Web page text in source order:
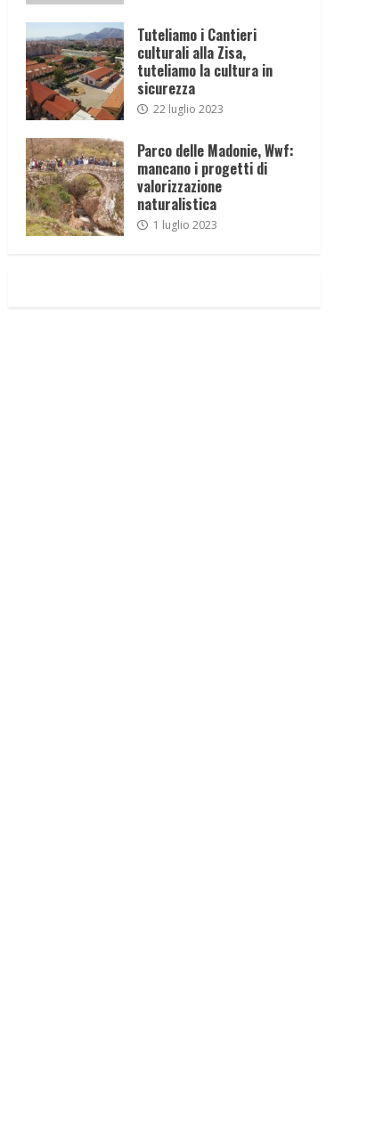
Tuteliamo i Cantieri
culturali alla Zisa,
tuteliamo la cultura in
sicurezza
22 luglio 2023
Parco delle Madonie, Wwf:
mancano i progetti di
valorizzazione
naturalistica
1 luglio 2023